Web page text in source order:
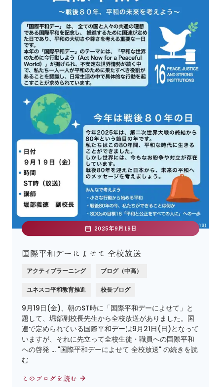
2025年9月19日
国際平和デーによせて 全校放送
アクティブラーニング ブログ（中高）
ユネスコ平和教育推進 校長ブログ
9月19日(金)、朝のST時に「国際平和デーによせて」と
題して、堀部副校長先生から全校放送がありました。国
連で定められている国際平和デーは9月21日(日)となって
いますが、それに先立って全校生徒・職員への国際平和
への啓発 … "国際平和デーによせて 全校放送" の続きを読
む
このブログを読む